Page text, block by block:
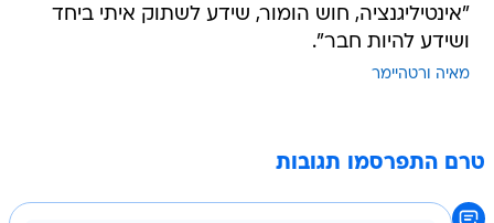
"אינטיליגנציה, חוש הומור, שידע לשתוק איתי ביחד
ושידע להיות חבר".
מאיה ורטהיימר
טרם התפרסמו תגובות